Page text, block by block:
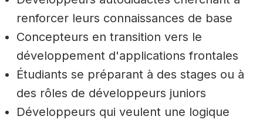
renforcer leurs connaissances de base
Concepteurs en transition vers le
développement d'applications frontales
Étudiants se préparant à des stages ou à
des rôles de développeurs juniors
Développeurs qui veulent une logique